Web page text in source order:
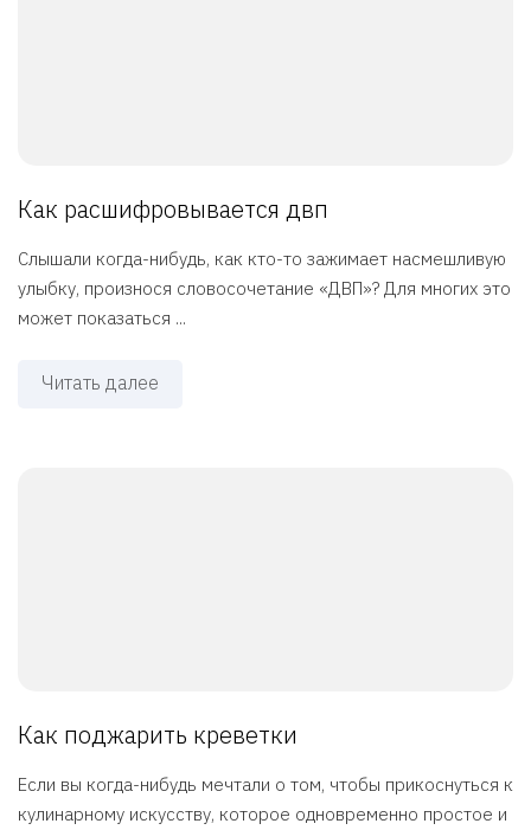
Как расшифровывается двп
Слышали когда-нибудь, как кто-то зажимает насмешливую
улыбку, произнося словосочетание «ДВП»? Для многих это
может показаться ...
Читать далее
Как поджарить креветки
Если вы когда-нибудь мечтали о том, чтобы прикоснуться к
кулинарному искусству, которое одновременно простое и